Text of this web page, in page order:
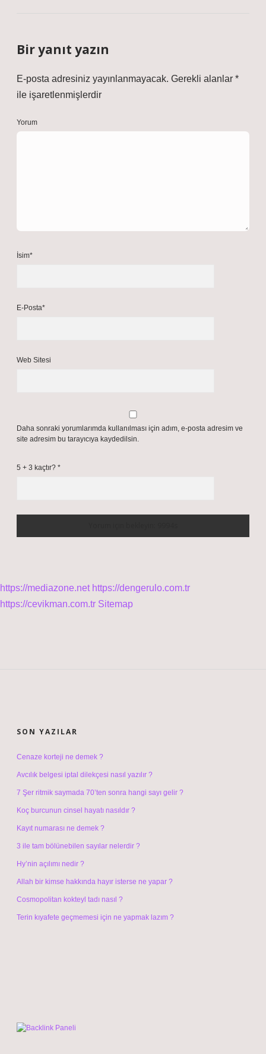
Bir yanıt yazın
E-posta adresiniz yayınlanmayacak. Gerekli alanlar *
ile işaretlenmişlerdir
Yorum
İsim*
E-Posta*
Web Sitesi
Daha sonraki yorumlarımda kullanılması için adım, e-posta adresim ve
site adresim bu tarayıcıya kaydedilsin.
5 + 3 kaçtır? *
https://mediazone.net https://dengerulo.com.tr
https://cevikman.com.tr Sitemap
SON YAZILAR
Cenaze korteji ne demek ?
Avcılık belgesi iptal dilekçesi nasıl yazılır ?
7 Şer ritmik saymada 70’ten sonra hangi sayı gelir ?
Koç burcunun cinsel hayatı nasıldır ?
Kayıt numarası ne demek ?
3 ile tam bölünebilen sayılar nelerdir ?
Hy’nin açılımı nedir ?
Allah bir kimse hakkında hayır isterse ne yapar ?
Cosmopolitan kokteyl tadı nasıl ?
Terin kıyafete geçmemesi için ne yapmak lazım ?